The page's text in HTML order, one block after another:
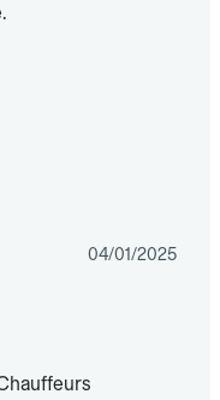
04/01/2025